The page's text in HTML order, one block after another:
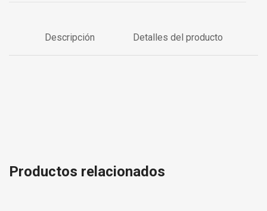
Descripción Detalles del producto
Productos relacionados